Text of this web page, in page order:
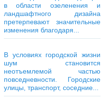
в области озеленения и
ландшафтного дизайна
претерпевают значительные
изменения благодаря...
В условиях городской жизни
шум становится
неотъемлемой частью
повседневности. Городские
улицы, транспорт, соседние...